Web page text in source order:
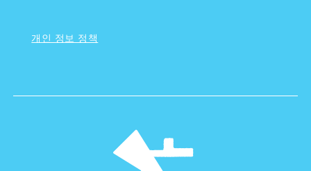
개인 정보 정책